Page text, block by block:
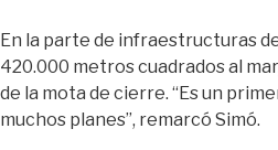
En la parte de infraestructuras
420.000 metros cuadrados al
de la mota de cierre. “Es un
muchos planes”, remarcó Simó.